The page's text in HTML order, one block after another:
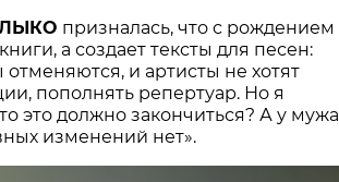
призналась, что с рождением
а создает тексты для песен:
и артисты не хотят
пополнять репертуар. Но я
это должно закончиться? А у мужа
изменений нет».